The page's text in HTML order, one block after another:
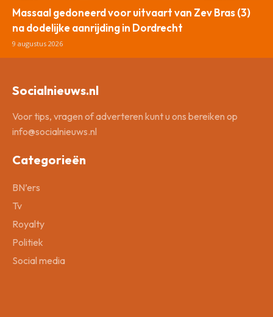
Massaal gedoneerd voor uitvaart van Zev Bras (3)
na dodelijke aanrijding in Dordrecht
9 augustus 2026
Socialnieuws.nl
Voor tips, vragen of adverteren kunt u ons bereiken op
info@socialnieuws.nl
Categorieën
BN’ers
Tv
Royalty
Politiek
Social media